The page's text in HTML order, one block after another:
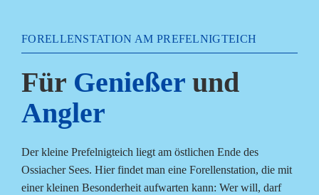
FORELLENSTATION AM PREFELNIGTEICH
Für Genießerund
Angler
Der kleine Prefelnigteich liegt am östlichen Ende des
Ossiacher Sees. Hier findet man eine Forellenstation, die mit
einer kleinen Besonderheit aufwarten kann: Wer will, darf